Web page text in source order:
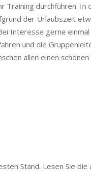
Training durchführen. In
der Urlaubszeit
Interesse gerne
und die
allen einen schönen
Stand. Lesen Sie die